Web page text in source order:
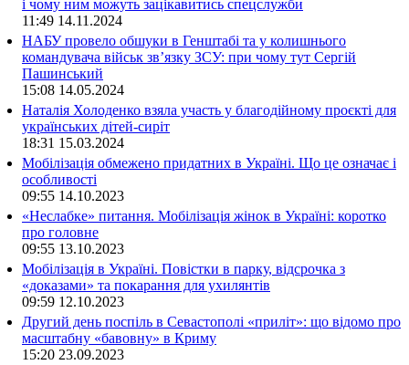
і чому ним можуть зацікавитись спецслужби
11:49 14.11.2024
НАБУ провело обшуки в Генштабі та у колишнього
командувача військ зв’язку ЗСУ: при чому тут Сергій
Пашинський
15:08 14.05.2024
Наталія Холоденко взяла участь у благодійному проєкті для
українських дітей-сиріт
18:31 15.03.2024
Мобілізація обмежено придатних в Україні. Що це означає і
особливості
09:55 14.10.2023
«Неслабке» питання. Мобілізація жінок в Україні: коротко
про головне
09:55 13.10.2023
Мобілізація в Україні. Повістки в парку, відсрочка з
«доказами» та покарання для ухилянтів
09:59 12.10.2023
Другий день поспіль в Севастополі «приліт»: що відомо про
масштабну «бавовну» в Криму
15:20 23.09.2023